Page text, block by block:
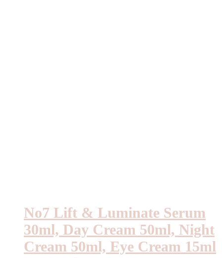
No7 Lift & Luminate Serum
30ml, Day Cream 50ml, Night
Cream 50ml, Eye Cream 15ml